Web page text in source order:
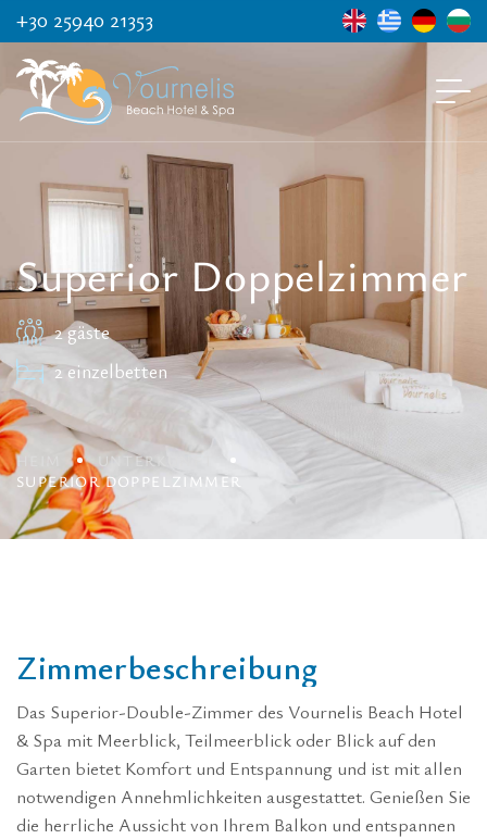
+30 25940 21353
Superior Doppelzimmer
2 gäste
2 einzelbetten
HEIM
UNTERKUNFT
SUPERIOR DOPPELZIMMER
Zimmerbeschreibung
Das Superior-Double-Zimmer des Vournelis Beach Hotel
& Spa mit Meerblick, Teilmeerblick oder Blick auf den
Garten bietet Komfort und Entspannung und ist mit allen
notwendigen Annehmlichkeiten ausgestattet. Genießen Sie
die herrliche Aussicht von Ihrem Balkon und entspannen